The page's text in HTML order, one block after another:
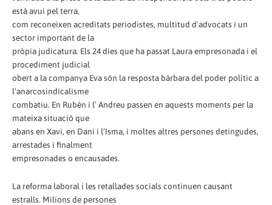
està avui pel terra,
com reconeixen acreditats periodistes, multitud d'advocats i un
sector important de la
pròpia judicatura. Els 24 dies que ha passat Laura empresonada i el
procediment judicial
obert a la companya Eva són la resposta bàrbara del poder polític a
l'anarcosindicalisme
combatiu. En Rubén i l’ Andreu passen en aquests moments per la
mateixa situació que
abans en Xavi, en Dani i l’Isma, i moltes altres persones detingudes,
arrestades i finalment
empresonades o encausades.
La reforma laboral i les retallades socials continuen causant
estralls. Milions de persones